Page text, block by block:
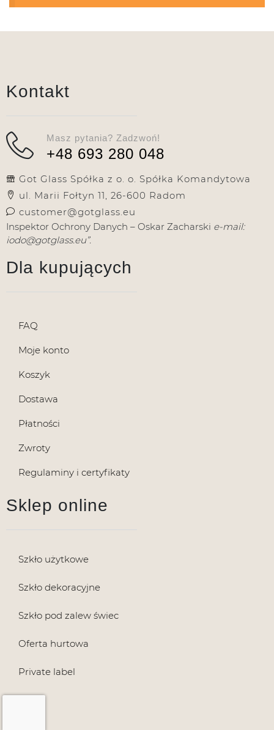
Kontakt
Masz pytania? Zadzwoń!
+48 693 280 048
Got Glass Spółka z o. o. Spółka Komandytowa
ul. Marii Fołtyn 11, 26-600 Radom
customer@gotglass.eu
Inspektor Ochrony Danych – Oskar Zacharski e-mail:
iodo@gotglass.eu”.
Dla kupujących
FAQ
Moje konto
Koszyk
Dostawa
Płatności
Zwroty
Regulaminy i certyfikaty
Sklep online
Szkło użytkowe
Szkło dekoracyjne
Szkło pod zalew świec
Oferta hurtowa
Private label